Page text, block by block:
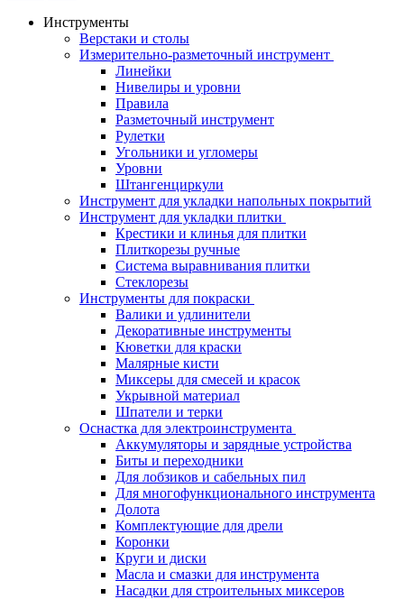
Инструменты
Верстаки и столы
Измерительно-разметочный инструмент
Линейки
Нивелиры и уровни
Правила
Разметочный инструмент
Рулетки
Угольники и угломеры
Уровни
Штангенциркули
Инструмент для укладки напольных покрытий
Инструмент для укладки плитки
Крестики и клинья для плитки
Плиткорезы ручные
Система выравнивания плитки
Стеклорезы
Инструменты для покраски
Валики и удлинители
Декоративные инструменты
Кюветки для краски
Малярные кисти
Миксеры для смесей и красок
Укрывной материал
Шпатели и терки
Оснастка для электроинструмента
Аккумуляторы и зарядные устройства
Биты и переходники
Для лобзиков и сабельных пил
Для многофункционального инструмента
Долота
Комплектующие для дрели
Коронки
Круги и диски
Масла и смазки для инструмента
Насадки для строительных миксеров